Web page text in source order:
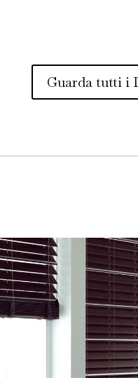
Guarda tutti i